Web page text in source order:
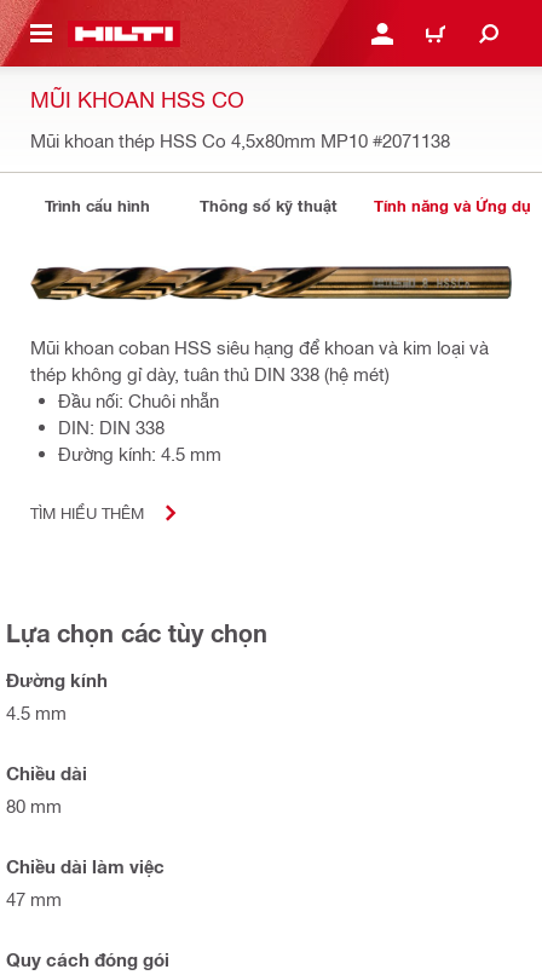
NỘI DUNG CHÍNH ĐĂNG NHẬP HOẶC
GIỎ HÀNG
MŨI KHOAN HSS CO
Mũi khoan thép HSS Co 4,5x80mm MP10 #2071138
Trình cấu hình Thông số kỹ thuật Tính năng và Ứng
Mũi khoan coban HSS siêu hạng để khoan và kim loại và
thép không gỉ dày, tuân thủ DIN 338 (hệ mét)
Đầu nối: Chuôi nhẵn
DIN: DIN 338
Đường kính: 4.5 mm
TÌM HIỂU THÊM
Lựa chọn các tùy chọn
Đường kính
4.5 mm
Chiều dài
80 mm
Chiều dài làm việc
47 mm
Quy cách đóng gói